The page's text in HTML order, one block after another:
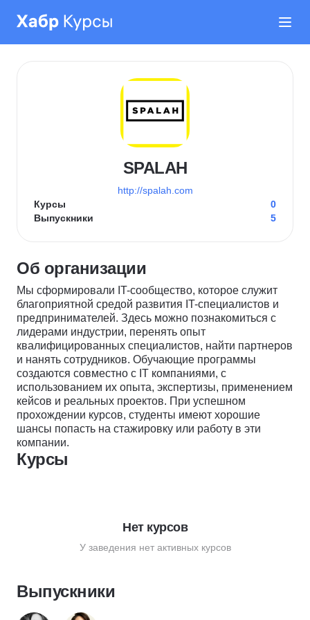
SPALAH
http://spalah.com
Курсы
0
Выпускники
5
Об организации
Мы сформировали IT-сообщество, которое служит
благоприятной средой развития IT-специалистов и
предпринимателей. Здесь можно познакомиться с
лидерами индустрии, перенять опыт
квалифицированных специалистов, найти партнеров
и нанять сотрудников. Обучающие программы
создаются совместно с IT компаниями, с
использованием их опыта, экспертизы, применением
кейсов и реальных проектов. При успешном
прохождении курсов, студенты имеют хорошие
шансы попасть на стажировку или работу в эти
компании.
Курсы
Нет курсов
У заведения нет активных курсов
Выпускники